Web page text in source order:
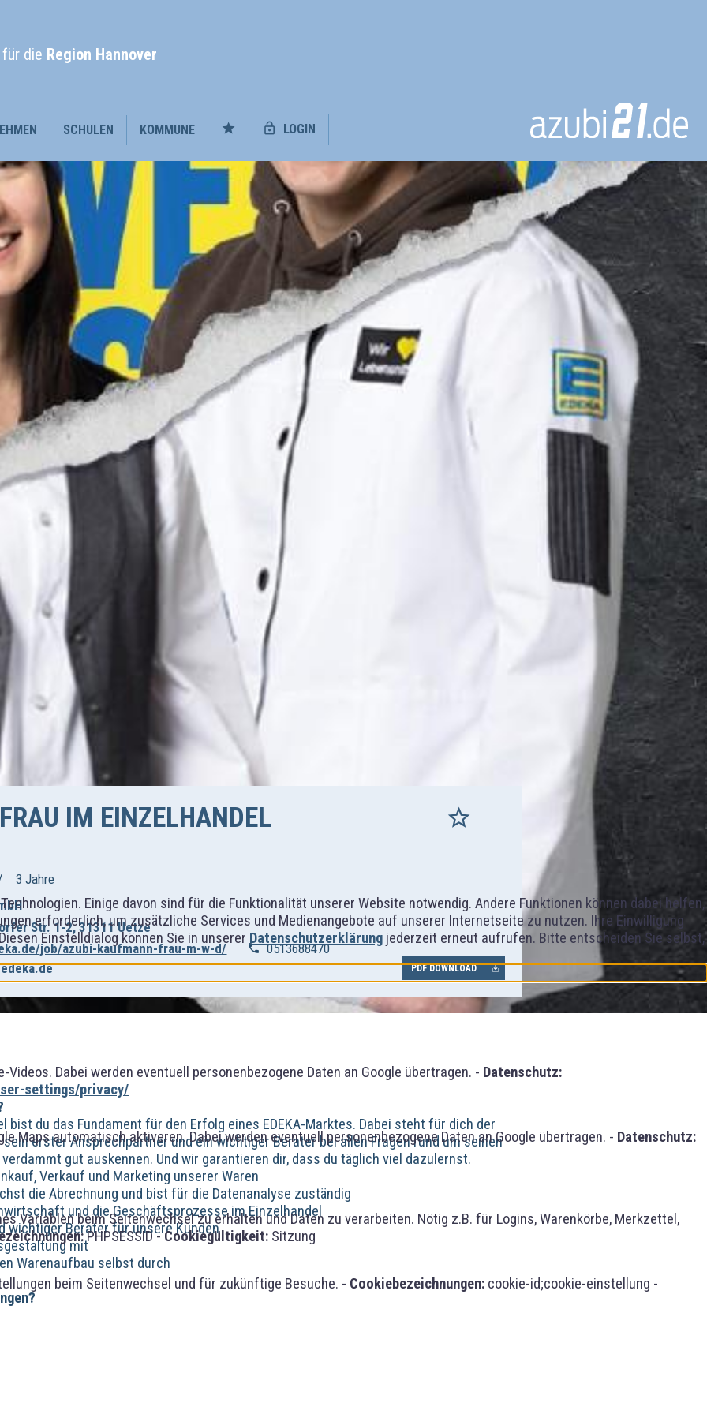
Einige davon sind für die Funktionalität unserer Website notwendig. Andere Funktionen können dabei helfen,
erforderlich, um zusätzliche Services und Medienangebote auf unserer Internetseite zu nutzen. Ihre Einwilligung
Einstelldialog können Sie in unserer Datenschutzerklärung jederzeit erneut aufrufen. Bitte entscheiden Sie selbst,
Videos. Dabei werden eventuell personenbezogene Daten an Google übertragen. - Datenschutz:
settings/privacy/
Maps automatisch aktiveren. Dabei werden eventuell personenbezogene Daten an Google übertragen. - Datenschutz:
Variablen beim Seitenwechsel zu erhalten und Daten zu verarbeiten. Nötig z.B. für Logins, Warenkörbe, Merkzettel,
PHPSESSID -Cookiegültigkeit: Sitzung
beim Seitenwechsel und für zukünftige Besuche. - Cookiebezeichnungen: cookie-id;cookie-einstellung -
für die Region Hannover
SCHULEN KOMMUNE LOGIN
IM EINZELHANDEL
3 Jahre
Str. 1-2, 31311 Uetze
job/azubi-kaufmann-frau-m-w-d/
0513688470
PDF DOWNLOAD
bist du das Fundament für den Erfolg eines EDEKA-Marktes. Dabei steht für dich der
erster Ansprechpartner und ein wichtiger Berater bei allen Fragen rund um seinen
gut auskennen. Und wir garantieren dir, dass du täglich viel dazulernst.
Verkauf und Marketing unserer Waren
die Abrechnung und bist für die Datenanalyse zuständig
und die Geschäftsprozesse im Einzelhandel
wichtiger Berater für unsere Kunden
mit
Warenaufbau selbst durch